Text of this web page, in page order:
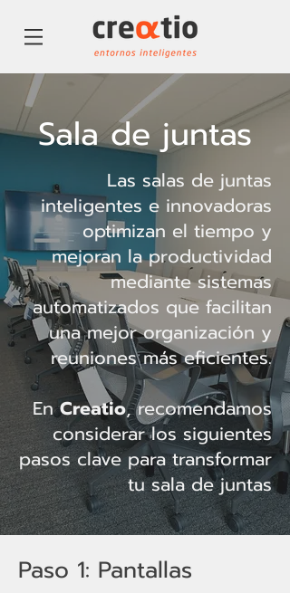
Sala de juntas
Las salas de juntas
inteligentes e innovadoras
optimizan el tiempo y
mejoran la productividad
mediante sistemas
automatizados que facilitan
una mejor organización y
reuniones más eficientes.
EnCreatio, recomendamos
considerar los siguientes
pasos clave para transformar
tu sala de juntas
Paso 1: Pantallas